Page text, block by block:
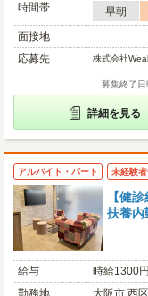
時間帯
早朝
面接地
応募先
株式会社
募集終了
詳細を見る
アルバイト・パート 未経験
【健
扶養内
給与
時給1300
勤務地
大阪市 西区